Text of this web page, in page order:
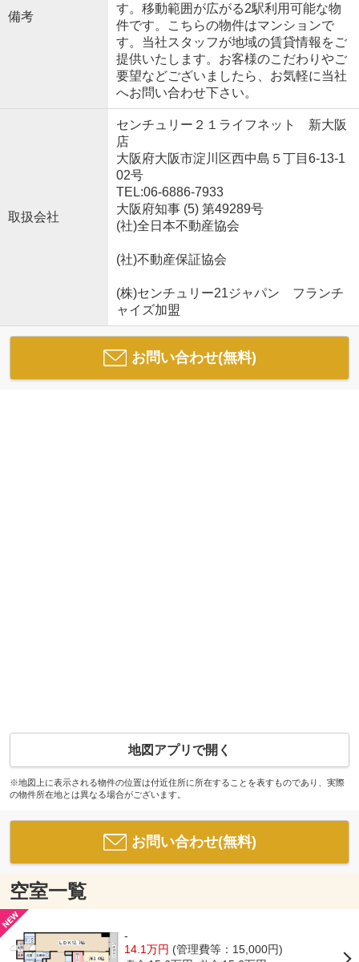
備考
す。移動範囲が広がる2駅利用可能な物
件です。こちらの物件はマンションで
す。当社スタッフが地域の賃貸情報をご
提供いたします。お客様のこだわりやご
要望などございましたら、お気軽に当社
へお問い合わせ下さい。
取扱会社
センチュリー２１ライフネット 新大阪
店
大阪府大阪市淀川区西中島５丁目6-13-1
02号
TEL:06-6886-7933
大阪府知事 (5) 第49289号
(社)全日本不動産協会
(社)不動産保証協会
(株)センチュリー21ジャパン フランチ
ャイズ加盟
お問い合わせ(無料)
地図アプリで開く
※地図上に表示される物件の位置は付近住所に所在することを表すものであり、実際
の物件所在地とは異なる場合がございます。
お問い合わせ(無料)
空室一覧
-
14.1万円 (管理費等：15,000円)